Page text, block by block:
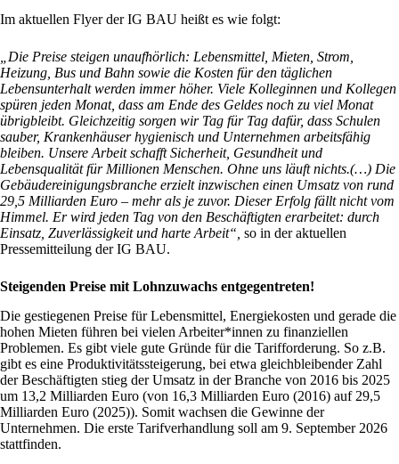
Im aktuellen Flyer der IG BAU heißt es wie folgt:
„Die Preise steigen unaufhörlich: Lebensmittel, Mieten, Strom,
Heizung, Bus und Bahn sowie die Kosten für den täglichen
Lebensunterhalt werden immer höher. Viele Kolleginnen und Kollegen
spüren jeden Monat, dass am Ende des Geldes noch zu viel Monat
übrigbleibt. Gleichzeitig sorgen wir Tag für Tag dafür, dass Schulen
sauber, Krankenhäuser hygienisch und Unternehmen arbeitsfähig
bleiben. Unsere Arbeit schafft Sicherheit, Gesundheit und
Lebensqualität für Millionen Menschen. Ohne uns läuft nichts.(…) Die
Gebäudereinigungsbranche erzielt inzwischen einen Umsatz von rund
29,5 Milliarden Euro – mehr als je zuvor. Dieser Erfolg fällt nicht vom
Himmel. Er wird jeden Tag von den Beschäftigten erarbeitet: durch
Einsatz, Zuverlässigkeit und harte Arbeit“, so in der aktuellen
Pressemitteilung der IG BAU.
Steigenden Preise mit Lohnzuwachs entgegentreten!
Die gestiegenen Preise für Lebensmittel, Energiekosten und gerade die
hohen Mieten führen bei vielen Arbeiter*innen zu finanziellen
Problemen. Es gibt viele gute Gründe für die Tarifforderung. So z.B.
gibt es eine Produktivitätssteigerung, bei etwa gleichbleibender Zahl
der Beschäftigten stieg der Umsatz in der Branche von 2016 bis 2025
um 13,2 Milliarden Euro (von 16,3 Milliarden Euro (2016) auf 29,5
Milliarden Euro (2025)). Somit wachsen die Gewinne der
Unternehmen. Die erste Tarifverhandlung soll am 9. September 2026
stattfinden.